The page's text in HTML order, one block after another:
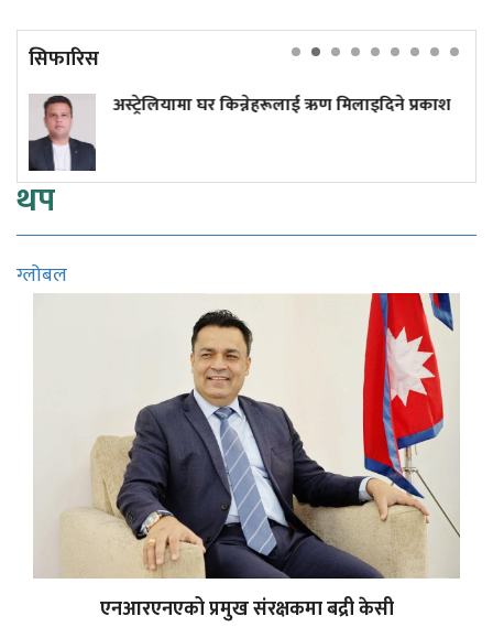
सिफारिस
घर किन्नेहरूलाई ऋण मिलाइदिने प्रकाश
थप
ग्लोबल
एनआरएनएको प्रमुख संरक्षकमा बद्री केसी